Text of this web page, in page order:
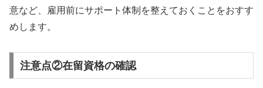
意など、雇用前にサポート体制を整えておくことをおすす
めします。
注意点②在留資格の確認